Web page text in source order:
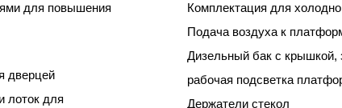
для повышения
дверцей
лоток для
Комплектация для
Подача воздуха к
Дизельный бак с
рабочая подсветка
Держатели стекол